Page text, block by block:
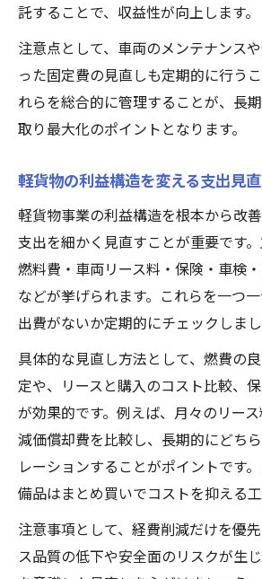
託することで、収益性が向上します。
注意点として、車両のメンテナンス
った固定費の見直しも定期的に行う
れらを総合的に管理することが、長
取り最大化のポイントとなります。
軽貨物の利益構造を変える支出見
軽貨物事業の利益構造を根本から改
支出を細かく見直すことが重要です。
燃料費・車両リース料・保険・車検
などが挙げられます。これらを一つ
出費がないか定期的にチェックしまし
具体的な見直し方法として、燃費の
定や、リースと購入のコスト比較、
が効果的です。例えば、月々のリー
減価償却費を比較し、長期的にどち
レーションすることがポイントです
備品はまとめ買いでコストを抑える工
注意事項として、経費削減だけを優
ス品質の低下や安全面のリスクが生